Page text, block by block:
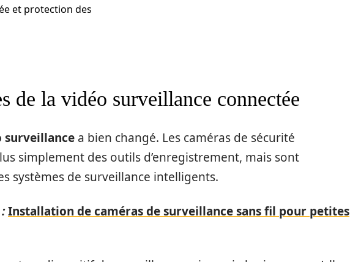
et protection des
de la vidéo surveillance connectée
surveillance a bien changé. Les caméras de sécurité
simplement des outils d’enregistrement, mais sont
systèmes de surveillance intelligents.
Installation de caméras de surveillance sans fil pour petites